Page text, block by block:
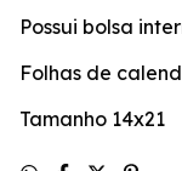
Possui bolsa
Folhas de
Tamanho 14x21